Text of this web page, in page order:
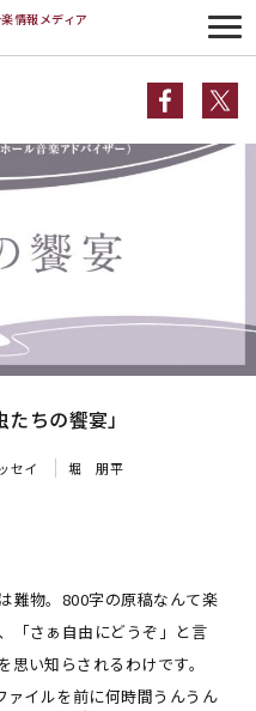
情報メディア
音楽と、風景と、身体と「虫たちの饗
ちの饗宴」
セイ 堀 朋平
難物。800字の原稿なんて楽
「さぁ自由にどうぞ」と言
い知らされるわけです。
ァイルを前に何時間うんうん